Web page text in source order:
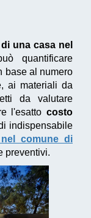
una casa nel
quantificare
base al numero
ai materiali da
da valutare
l'esatto costo
indispensabile
comune di
preventivi.